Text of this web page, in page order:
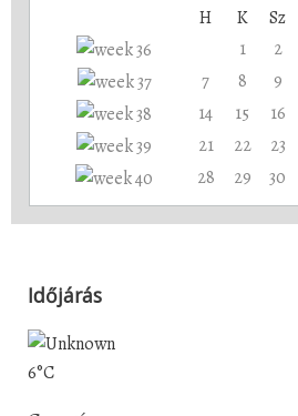
H K Sz
1
2
7
8 9
14
15 16
21
22 23
28
29 30
Időjárás
6°C